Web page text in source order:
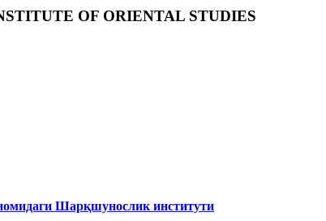
OF ORIENTAL STUDIES
Шарқшунослик институти